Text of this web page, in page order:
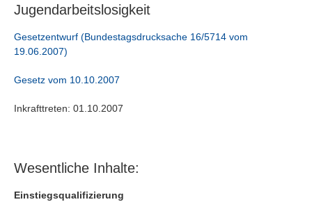
Jugendarbeitslosigkeit
Gesetzentwurf (Bundestagsdrucksache 16/5714 vom
19.06.2007)
Gesetz vom 10.10.2007
Inkrafttreten: 01.10.2007
Wesentliche Inhalte:
Einstiegsqualifizierung